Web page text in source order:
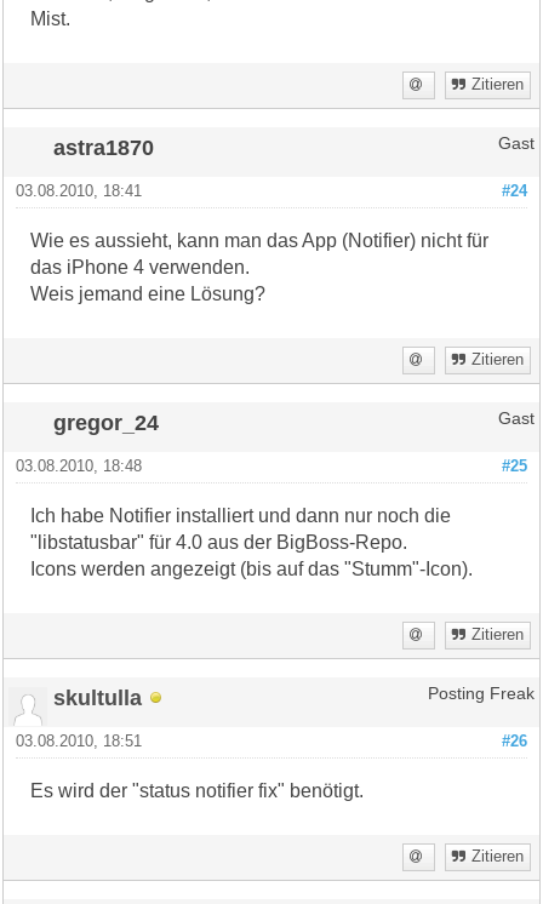
Mist.
Zitieren
astra1870 Gast
#24
03.08.2010, 18:41
Wie es aussieht, kann man das App (Notifier) nicht für
das iPhone 4 verwenden.
Weis jemand eine Lösung?
Zitieren
gregor_24 Gast
#25
03.08.2010, 18:48
Ich habe Notifier installiert und dann nur noch die
"libstatusbar" für 4.0 aus der BigBoss-Repo.
Icons werden angezeigt (bis auf das "Stumm"-Icon).
Zitieren
skultulla Posting Freak
#26
03.08.2010, 18:51
Es wird der "status notifier fix" benötigt.
Zitieren